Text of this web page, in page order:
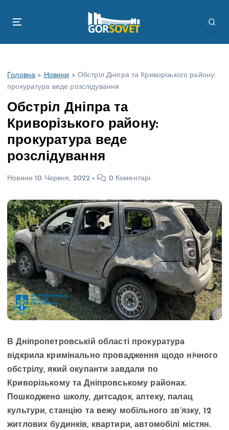
Головна > Новини > Обстріл Дніпра та Криворізького району:
прокуратура веде розслідування
Обстріл Дніпра та
Криворізького району:
прокуратура веде
розслідування
Новини 10 Червня, 2022 0 Коментарі
В Дніпропетровській області прокуратура
відкрила кримінально провадження щодо нічного
обстрілу, який окупанти завдали по
Криворізькому та Дніпровському районах.
Пошкоджено школу, дитсадок, аптеку, палац
культури, станцію та вежу мобільного зв’язку, 12
житлових будинків, квартири, автомобілі містян.